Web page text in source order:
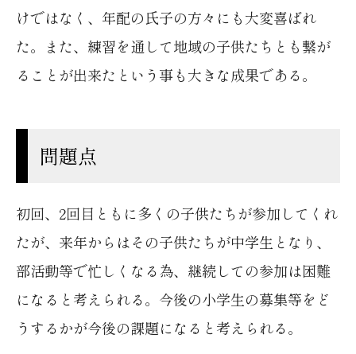
けではなく、年配の氏子の方々にも大変喜ばれ
た。また、練習を通して地域の子供たちとも繋が
ることが出来たという事も大きな成果である。
問題点
初回、2回目ともに多くの子供たちが参加してくれ
たが、来年からはその子供たちが中学生となり、
部活動等で忙しくなる為、継続しての参加は困難
になると考えられる。今後の小学生の募集等をど
うするかが今後の課題になると考えられる。